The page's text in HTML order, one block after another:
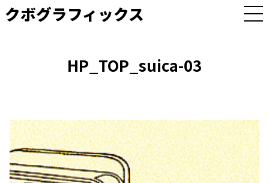
クボグラフィックス
M
E
HP_TOP_suica-03